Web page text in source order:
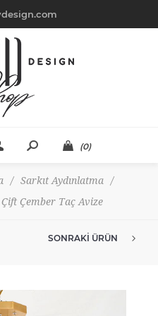
(0)
/ Sarkıt Aydınlatma
/
Çift Çember Taç Avize
SONRAKI ÜRÜN